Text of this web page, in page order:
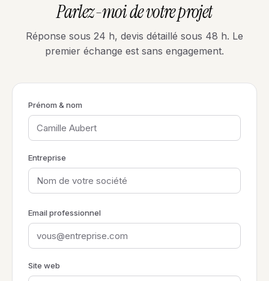
Parlez-moi de votre projet
Réponse sous 24 h, devis détaillé sous 48 h. Le
premier échange est sans engagement.
Prénom & nom
Entreprise
Email professionnel
Site web